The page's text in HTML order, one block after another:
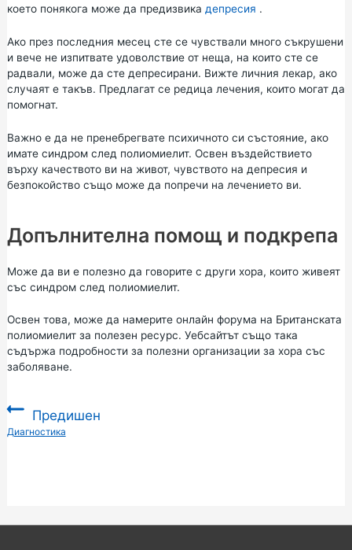
което понякога може да предизвика депресия .
Ако през последния месец сте се чувствали много съкрушени
и вече не изпитвате удоволствие от неща, на които сте се
радвали, може да сте депресирани. Вижте личния лекар, ако
случаят е такъв. Предлагат се редица лечения, които могат да
помогнат.
Важно е да не пренебрегвате психичното си състояние, ако
имате синдром след полиомиелит. Освен въздействието
върху качеството ви на живот, чувството на депресия и
безпокойство също може да попречи на лечението ви.
Допълнителна помощ и подкрепа
Може да ви е полезно да говорите с други хора, които живеят
със синдром след полиомиелит.
Освен това, може да намерите онлайн форума на Британската
полиомиелитза полезен ресурс. Уебсайтът също така
съдържа подробности за полезни организации за хора със
заболяване.
Предишен
:Диагностика